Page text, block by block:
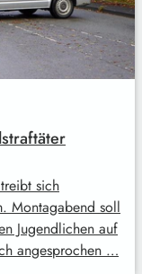
sich
Montagabend soll
Jugendlichen auf
angesprochen …